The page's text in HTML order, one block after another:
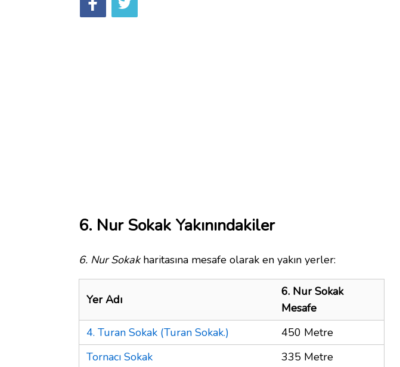
6. Nur Sokak Yakınındakiler
6. Nur Sokakharitasına mesafe olarak en yakın yerler:
Yer Adı
6. Nur Sokak
Mesafe
4. Turan Sokak (Turan Sokak.)
450 Metre
Tornacı Sokak
335 Metre